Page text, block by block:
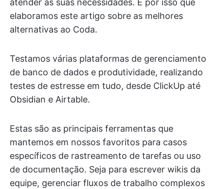
atender às suas necessidades. É por isso que
elaboramos este artigo sobre as melhores
alternativas ao Coda.
Testamos várias plataformas de gerenciamento
de banco de dados e produtividade, realizando
testes de estresse em tudo, desde ClickUp até
Obsidian e Airtable.
Estas são as principais ferramentas que
mantemos em nossos favoritos para casos
específicos de rastreamento de tarefas ou uso
de documentação. Seja para escrever wikis da
equipe, gerenciar fluxos de trabalho complexos